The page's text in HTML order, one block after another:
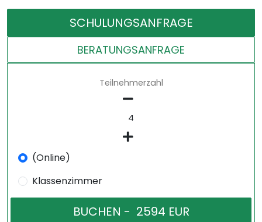
SCHULUNGSANFRAGE
BERATUNGSANFRAGE
Teilnehmerzahl
(Online)
Klassenzimmer